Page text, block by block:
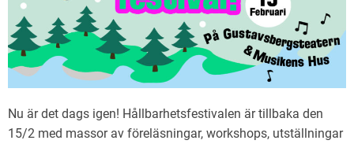
Nu är det dags igen! Hållbarhetsfestivalen är tillbaka den
15/2 med massor av föreläsningar, workshops, utställningar